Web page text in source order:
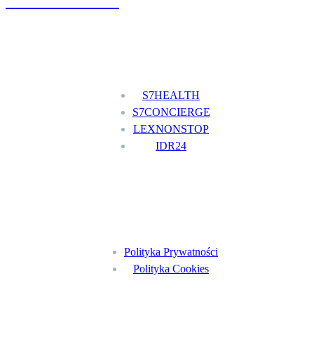
S7HEALTH
S7CONCIERGE
LEXNONSTOP
IDR24
Polityka Prywatności
Polityka Cookies